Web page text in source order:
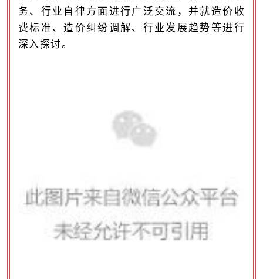
务、行业自律方面进行广泛交流，并就造价收
费标准、造价纠纷调解、行业发展趋势等进行
深入探讨。